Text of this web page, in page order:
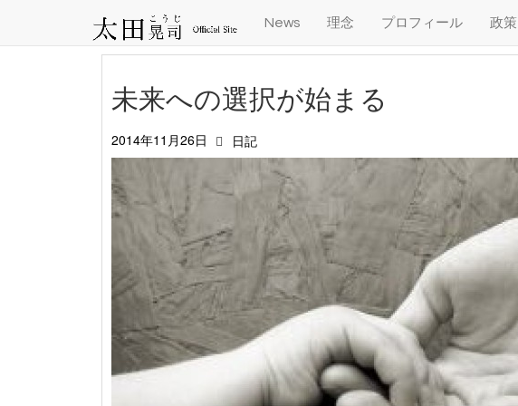
News 理念 プロフィール 政策
未来への選択が始まる
2014年11月26日 日記